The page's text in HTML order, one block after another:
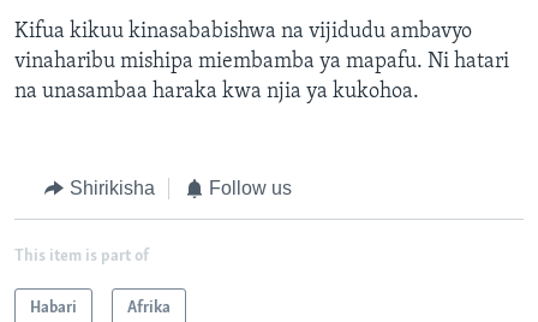
Kifua kikuu kinasababishwa na vijidudu ambavyo
vinaharibu mishipa miembamba ya mapafu. Ni hatari
na unasambaa haraka kwa njia ya kukohoa.
Shirikisha Follow us
This item is part of
Habari Afrika